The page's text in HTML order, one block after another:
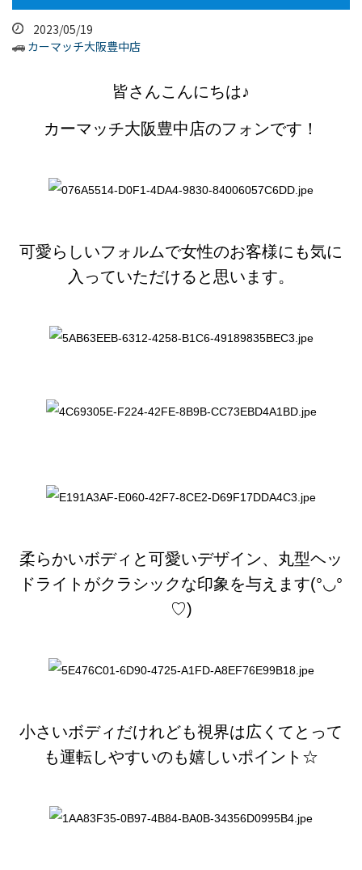
2023/05/19
カーマッチ大阪豊中店
皆さんこんにちは♪
カーマッチ大阪豊中店のフォンです！
可愛らしいフォルムで女性のお客様にも気に
入っていただけると思います。
柔らかいボディと可愛いデザイン、丸型ヘッ
ドライトがクラシックな印象を与えます(°◡°
♡)
小さいボディだけれども視界は広くてとって
も運転しやすいのも嬉しいポイント☆